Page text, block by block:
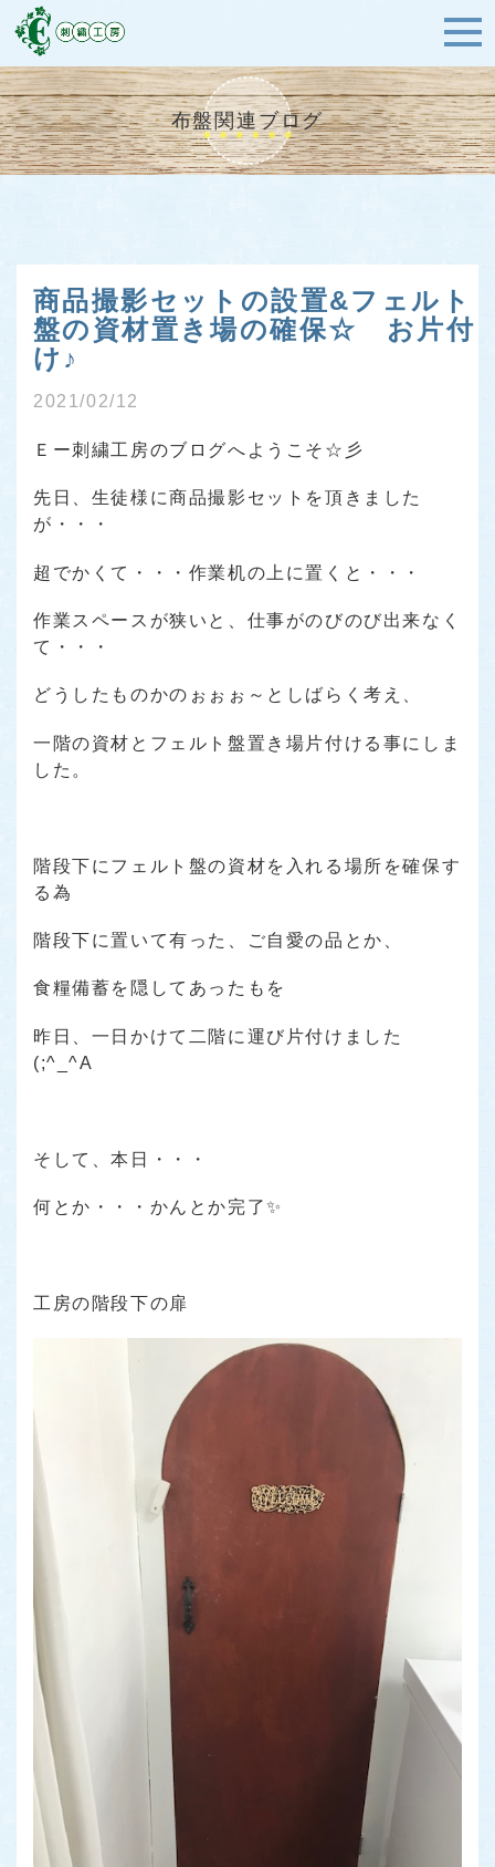
布盤関連ブログ
商品撮影セットの設置&フェルト
盤の資材置き場の確保☆ お片付
け♪
2021/02/12
Ｅー刺繍工房のブログへようこそ☆彡
先日、生徒様に商品撮影セットを頂きました
が・・・
超でかくて・・・作業机の上に置くと・・・
作業スペースが狭いと、仕事がのびのび出来なく
て・・・
どうしたものかのぉぉぉ～としばらく考え、
一階の資材とフェルト盤置き場片付ける事にしま
した。
階段下にフェルト盤の資材を入れる場所を確保す
る為
階段下に置いて有った、ご自愛の品とか、
食糧備蓄を隠してあったもを
昨日、一日かけて二階に運び片付けました
(;^_^A
そして、本日・・・
何とか・・・かんとか完了✨
工房の階段下の扉